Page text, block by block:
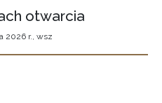
otwarcia
2026 r., wsz